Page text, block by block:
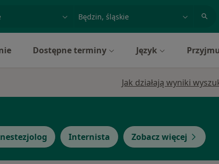
miasto lub dzielnica
Dostępne terminy Język
Jak działają wyniki
Internista Zobacz więcej